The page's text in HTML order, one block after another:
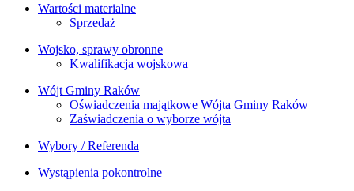
Wartości materialne
Sprzedaż
Wojsko, sprawy obronne
Kwalifikacja wojskowa
Wójt Gminy Raków
Oświadczenia majątkowe Wójta Gminy Raków
Zaświadczenia o wyborze wójta
Wybory / Referenda
Wystąpienia pokontrolne